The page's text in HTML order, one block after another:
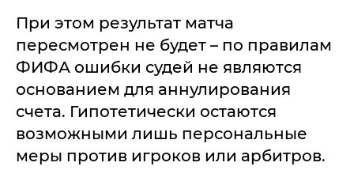
При этом результат матча
пересмотрен не будет – по правилам
ФИФА ошибки судей не являются
основанием для аннулирования
счета. Гипотетически остаются
возможными лишь персональные
меры против игроков или арбитров.